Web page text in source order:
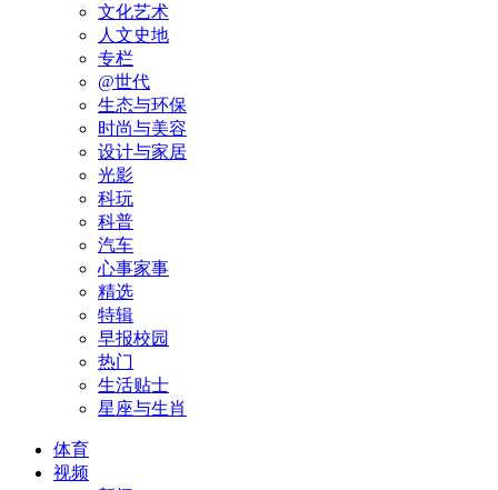
文化艺术
人文史地
专栏
@世代
生态与环保
时尚与美容
设计与家居
光影
科玩
科普
汽车
心事家事
精选
特辑
早报校园
热门
生活贴士
星座与生肖
体育
视频